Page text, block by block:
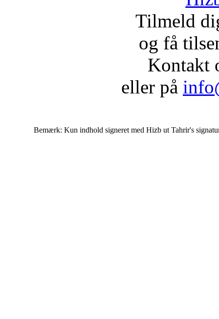
Tilmeld
og få
Kontakt
eller på
Bemærk: Kun indhold signeret med Hizb ut Tahrir's